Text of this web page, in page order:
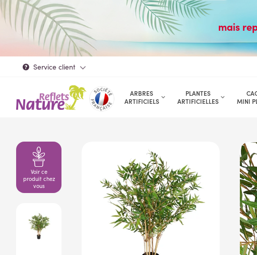
mais
Service client
ARBRES
ARTIFICIELS
PLANTES
ARTIFICIELLES
MINI
Voir ce
produit chez
vous